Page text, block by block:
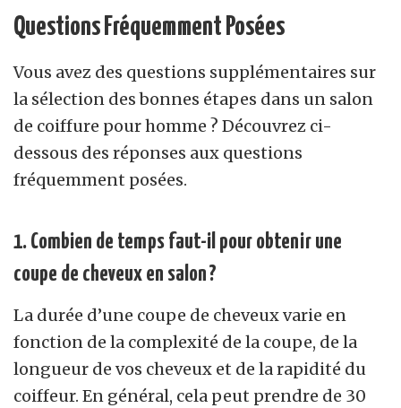
Questions Fréquemment Posées
Vous avez des questions supplémentaires sur
la sélection des bonnes étapes dans un salon
de coiffure pour homme ? Découvrez ci-
dessous des réponses aux questions
fréquemment posées.
1. Combien de temps faut-il pour obtenir une
coupe de cheveux en salon ?
La durée d’une coupe de cheveux varie en
fonction de la complexité de la coupe, de la
longueur de vos cheveux et de la rapidité du
coiffeur. En général, cela peut prendre de 30